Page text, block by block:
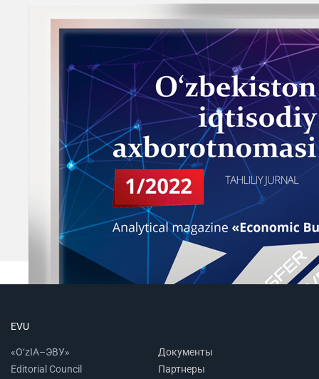
EVU
«O‘zIA–ЭВУ»
Editorial Council
Документы
Партнеры